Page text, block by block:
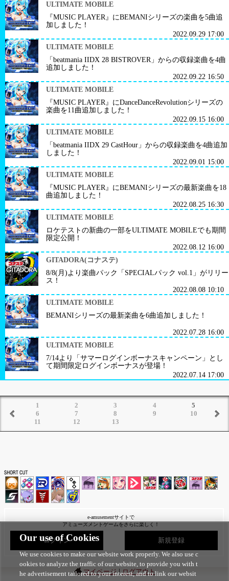
ULTIMATE MOBILE
『MUSIC PLAYER』にBEMANIシリーズの楽曲を5曲追
加しました！
2022.09.29 17:00
ULTIMATE MOBILE
「beatmania IIDX 28 BISTROVER」からの収録楽曲を4曲
追加しました！
2022.09.22 16:50
ULTIMATE MOBILE
『MUSIC PLAYER』にDanceDanceRevolutionシリーズの
楽曲を11曲追加しました！
2022.09.15 16:00
ULTIMATE MOBILE
「beatmania IIDX 29 CastHour」からの収録楽曲を4曲追加
しました！
2022.09.01 15:00
ULTIMATE MOBILE
『MUSIC PLAYER』にBEMANIシリーズの最新楽曲を18
曲追加しました！
2022.08.25 16:30
ULTIMATE MOBILE
ロケテストの新曲の一部をULTIMATE MOBILEでも期間
限定公開！
2022.08.12 16:00
GITADORA(コナステ)
8/8(月)より楽曲パック「SPECIALパック vol.1」がリリー
ス！
2022.08.08 10:10
ULTIMATE MOBILE
BEMANIシリーズの最新楽曲を6曲追加しました！
2022.07.28 16:00
ULTIMATE MOBILE
7/14より「サマーログインボーナスキャンペーン」とし
て期間限定ログインボーナスが登場！
2022.07.14 17:00
1 2 3 4
5
6
7 8 9
10
11
12 13
e-amusementサイトで
アミューズメントゲームをさらに楽しく！
ログイン 新規登録
マイページ|ログアウト
Our use of Cookies
We use cookies to make our website work properly. We also use c
ookies to analyze the traffic of our website, to provide you with t
he advertisement tailored to your interest, and to link our websit